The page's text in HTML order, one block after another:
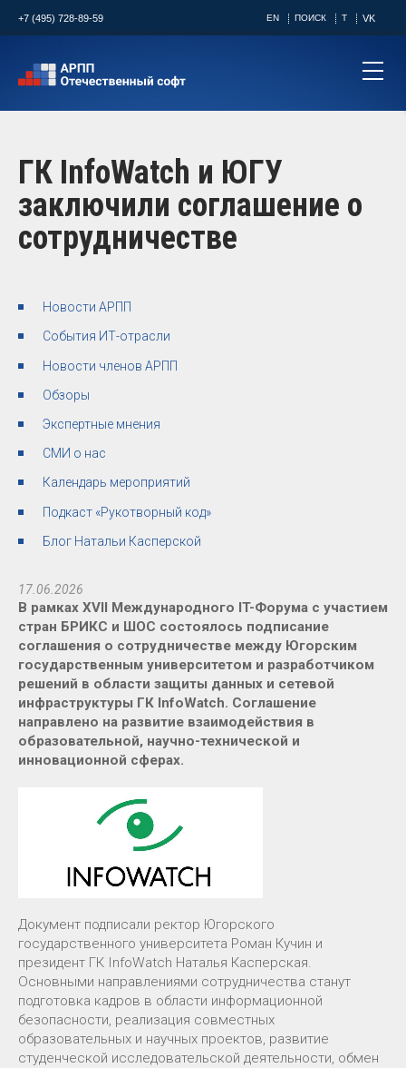
+7 (495) 728-89-59 EN ПОИСК T VK
ГК InfoWatch и ЮГУ
заключили соглашение о
сотрудничестве
Новости АРПП
События ИТ-отрасли
Новости членов АРПП
Обзоры
Экспертные мнения
СМИ о нас
Календарь мероприятий
Подкаст «Рукотворный код»
Блог Натальи Касперской
17.06.2026
В рамках XVII Международного IT-Форума с участием
стран БРИКС и ШОС состоялось подписание
соглашения о сотрудничестве между Югорским
государственным университетом и разработчиком
решений в области защиты данных и сетевой
инфраструктуры ГК InfoWatch. Соглашение
направлено на развитие взаимодействия в
образовательной, научно-технической и
инновационной сферах.
Документ подписали ректор Югорского
государственного университета Роман Кучин и
президент ГК InfoWatch Наталья Касперская.
Основными направлениями сотрудничества станут
подготовка кадров в области информационной
безопасности, реализация совместных
образовательных и научных проектов, развитие
студенческой исследовательской деятельности, обмен